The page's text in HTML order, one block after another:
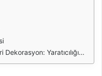
Yaratıcılığın Adresi